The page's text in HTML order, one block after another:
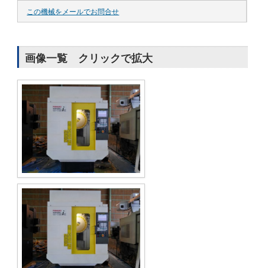
この機械をメールでお問合せ
画像一覧 クリックで拡大